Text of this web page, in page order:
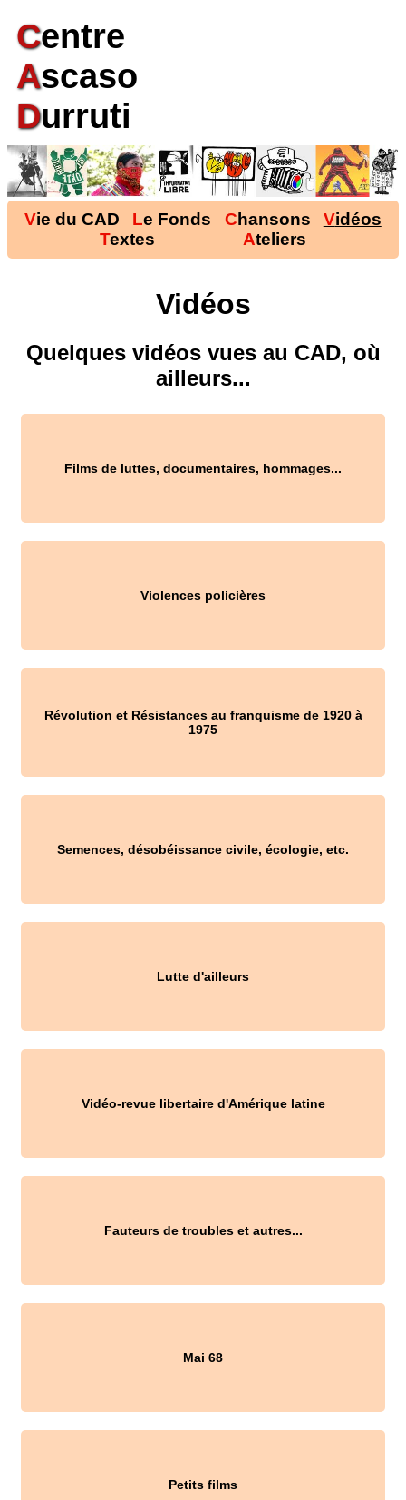
Centre
Ascaso
Durruti
Vie du CAD Le Fonds Chansons
Vidéos
Textes
Ateliers
Vidéos
Quelques vidéos vues au CAD, où
ailleurs...
Films de luttes, documentaires, hommages...
Violences policières
Révolution et Résistances au franquisme de 1920 à
1975
Semences, désobéissance civile, écologie, etc.
Lutte d'ailleurs
Vidéo-revue libertaire d'Amérique latine
Fauteurs de troubles et autres...
Mai 68
Petits films